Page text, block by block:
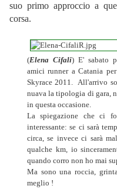
suo primo approccio a
corsa.
(Elena Cifali) E' sabato
amici runner a Catania
Skyrace 2011. All'arrivo
nuava la tipologia di gara,
in questa occasione.
La spiegazione che ci
interessante: se ci sarà
circa, se invece ci sarà
qualche km, io
quando corro non ho mai
Ma sono una roccia,
meglio !